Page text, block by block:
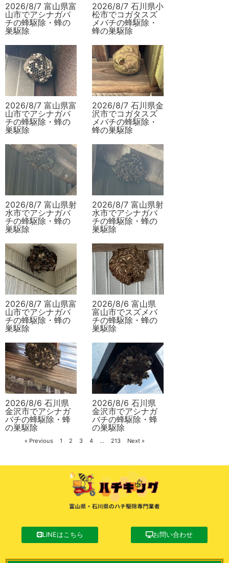
2026/8/7 富山県富
山市でアシナガバ
チの蜂駆除・蜂の
巣駆除
2026/8/7 石川県小
松市でコガタスズ
メバチの蜂駆除・
蜂の巣駆除
2026/8/7 富山県富
山市でアシナガバ
チの蜂駆除・蜂の
巣駆除
2026/8/7 石川県金
沢市でコガタスズ
メバチの蜂駆除・
蜂の巣駆除
2026/8/7 富山県射
水市でアシナガバ
チの蜂駆除・蜂の
巣駆除
2026/8/7 富山県射
水市でアシナガバ
チの蜂駆除・蜂の
巣駆除
2026/8/7 富山県富
山市でアシナガバ
チの蜂駆除・蜂の
巣駆除
2026/8/6 富山県
富山市でスズメバ
チの蜂駆除・蜂の
巣駆除
2026/8/6 石川県
金沢市でアシナガ
バチの蜂駆除・蜂
の巣駆除
2026/8/6 石川県
金沢市でアシナガ
バチの蜂駆除・蜂
の巣駆除
« Previous 1 2 3 4 … 213 Next »
LINEはこちら お問い合わせ